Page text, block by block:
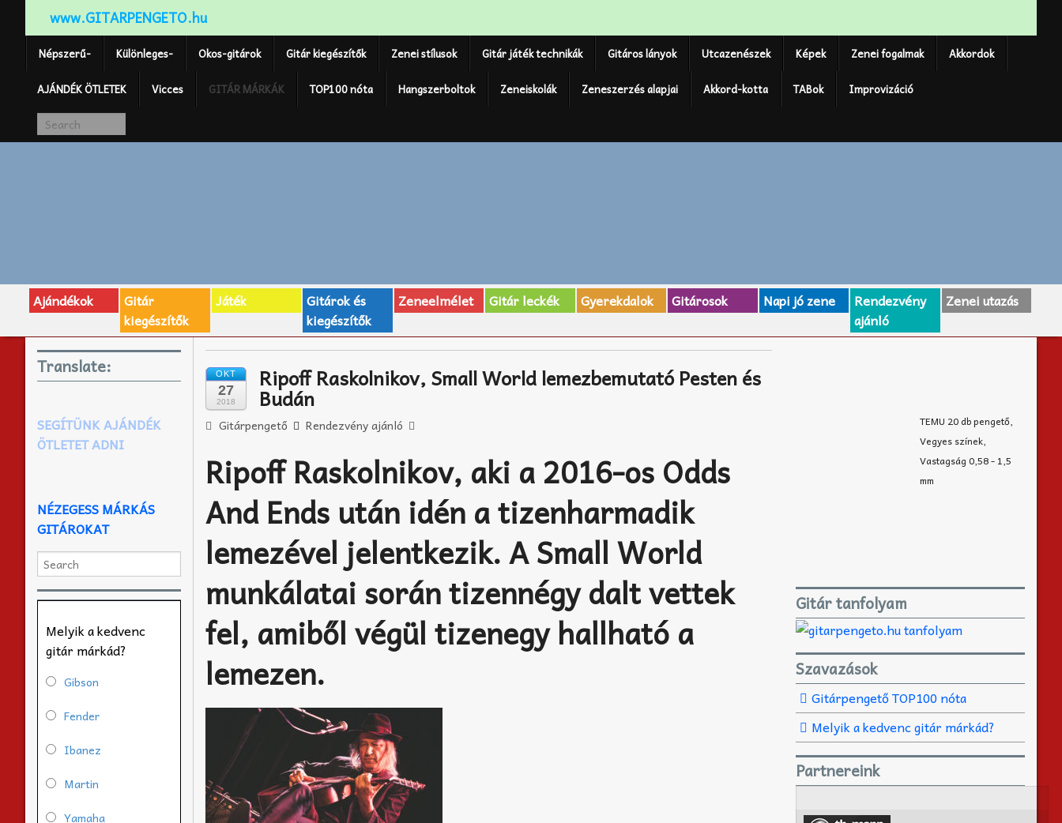
www.GITARPENGETO.hu
Népszerű- Különleges- Okos-gitárok Gitár kiegészítők Zenei stílusok Gitár játék technikák Gitáros lányok Utcazenészek Képek Zenei fogalmak Akkordok
AJÁNDÉK ÖTLETEK Vicces GITÁR MÁRKÁK TOP100 nóta Hangszerboltok Zeneiskolák Zeneszerzés alapjai Akkord-kotta TABok Improvizáció
Ajándékok
Gitár
kiegészítők
Játék
Gitárok és
kiegészítők
Zeneelmélet Gitár leckék Gyerekdalok Gitárosok Napi jó zene
Rendezvény
ajánló
Zenei utazás
OKT
27
2018
Ripoff Raskolnikov, Small World lemezbemutató Pesten és
Budán
Gitárpengető Rendezvény ajánló
Ripoff Raskolnikov, aki a 2016-os Odds
And Ends után idén a tizenharmadik
lemezével jelentkezik. A Small World
munkálatai során tizennégy dalt vettek
fel, amiből végül tizenegy hallható a
lemezen.
Translate:
SEGÍTÜNK AJÁNDÉK
ÖTLETET ADNI
NÉZEGESS MÁRKÁS
GITÁROKAT
Melyik a kedvenc
gitár márkád?
Gibson
Fender
Ibanez
Martin
Yamaha
TEMU 20 db pengető,
Vegyes színek,
Vastagság 0,58 - 1,5
mm
Gitár tanfolyam
Szavazások
Gitárpengető TOP100 nóta
Melyik a kedvenc gitár márkád?
Partnereink